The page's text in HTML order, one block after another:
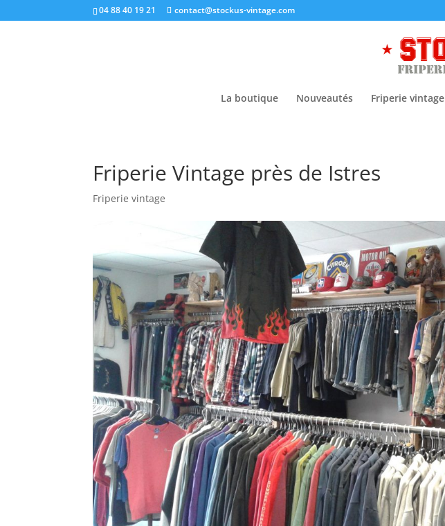
04 88 40 19 21 contact@stockus-vintage.com
La boutique Nouveautés Friperie vintage
Friperie Vintage près de Istres
Friperie vintage